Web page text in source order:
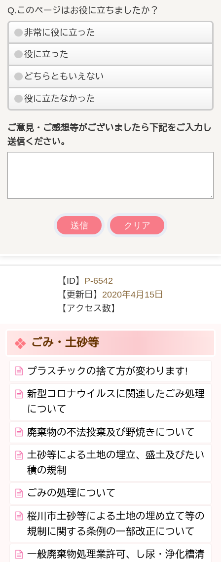
Q.このページはお役に立ちましたか？
非常に役に立った
役に立った
どちらともいえない
役に立たなかった
ご意見・ご感想等がございましたら下記をご入力し
送信ください。
【ID】 P-6542
【更新日】 2020年4月15日
【アクセス数】
ごみ・土砂等
プラスチックの捨て方が変わります!
新型コロナウイルスに関連したごみ処理
について
廃棄物の不法投棄及び野焼きについて
土砂等による土地の埋立、盛土及びたい
積の規制
ごみの処理について
桜川市土砂等による土地の埋め立て等の
規制に関する条例の一部改正について
一般廃棄物処理業許可、し尿・浄化槽清